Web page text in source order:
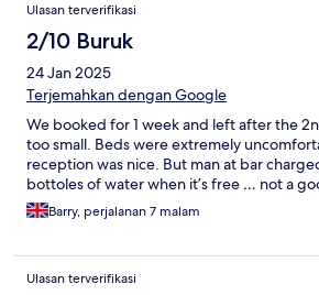
Ulasan terverifikasi
2/10 Buruk
24 Jan 2025
Terjemahkan dengan Google
We booked for 1 week and left after the
too small. Beds were extremely
reception was nice. But man at bar
bottoles of water when it’s free … not a
Barry, perjalanan 7 malam
Ulasan terverifikasi